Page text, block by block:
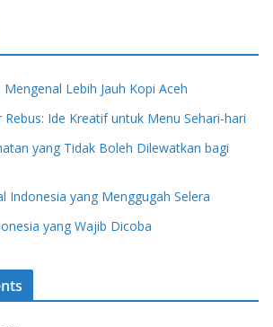
Mengenal Lebih Jauh Kopi Aceh
Ide Kreatif untuk Menu Sehari-hari
yang Tidak Boleh Dilewatkan bagi
Indonesia yang Menggugah Selera
yang Wajib Dicoba